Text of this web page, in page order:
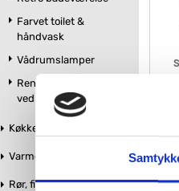
Farvet toilet &
håndvask
Vådrumslamper
Rengøring og
vedligeholdelse
Køkken
Varme og styring
Rør, fittings og tilbehør
Fragt